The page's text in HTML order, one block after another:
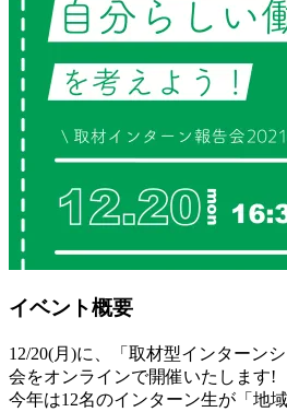
イベント概要
12/20(月)に、「取材型インターン
会をオンラインで開催いたします!
今年は12名のインターン生が「地